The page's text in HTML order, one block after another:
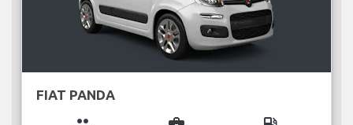
FIAT PANDA